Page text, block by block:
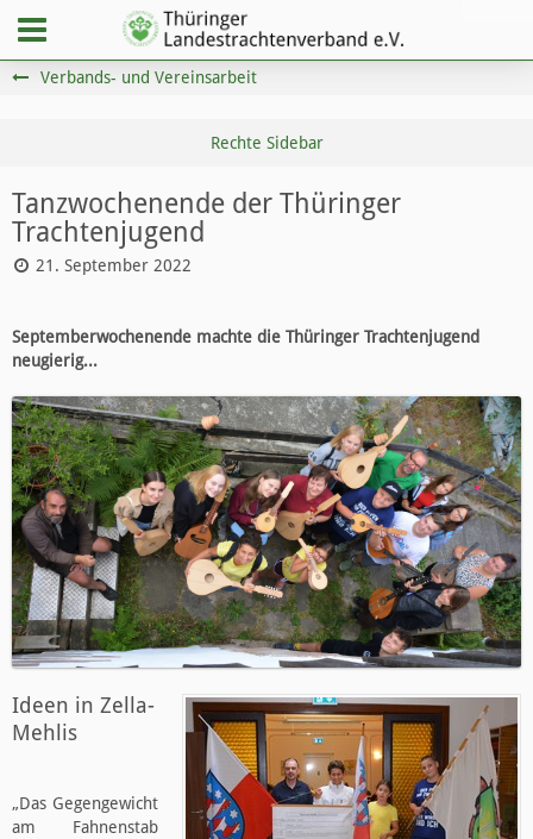
Verbands- und Vereinsarbeit
Tanzwochenende der Thüringer
Trachtenjugend
21. September 2022
Septemberwochenende machte die Thüringer Trachtenjugend
neugierig...
Ideen in Zella-
Mehlis
„Das Gegengewicht
am Fahnenstab